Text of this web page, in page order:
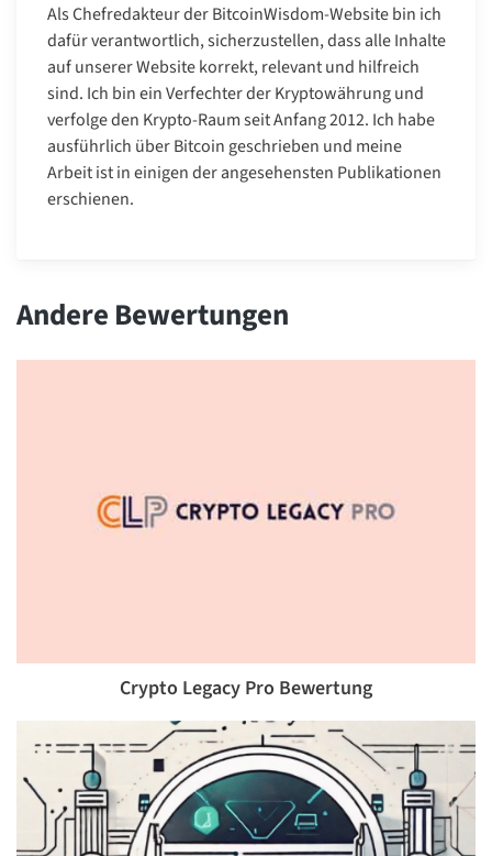
Als Chefredakteur der BitcoinWisdom-Website bin ich
dafür verantwortlich, sicherzustellen, dass alle Inhalte
auf unserer Website korrekt, relevant und hilfreich
sind. Ich bin ein Verfechter der Kryptowährung und
verfolge den Krypto-Raum seit Anfang 2012. Ich habe
ausführlich über Bitcoin geschrieben und meine
Arbeit ist in einigen der angesehensten Publikationen
erschienen.
Andere Bewertungen
Crypto Legacy Pro Bewertung